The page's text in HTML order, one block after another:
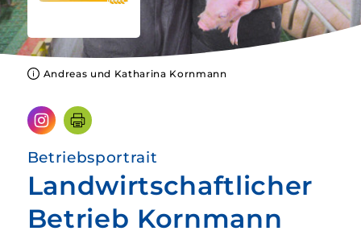
Andreas und Katharina Kornmann
Betriebsportrait
Landwirtschaftlicher
Betrieb Kornmann